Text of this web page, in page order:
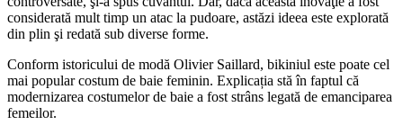
considerată mult timp un atac la pudoare, astăzi ideea este explorată
din plin şi redată sub diverse forme.
Conform istoricului de modă Olivier Saillard, bikiniul este poate cel
mai popular costum de baie feminin. Explicația stă în faptul că
modernizarea costumelor de baie a fost strâns legată de emanciparea
femeilor.